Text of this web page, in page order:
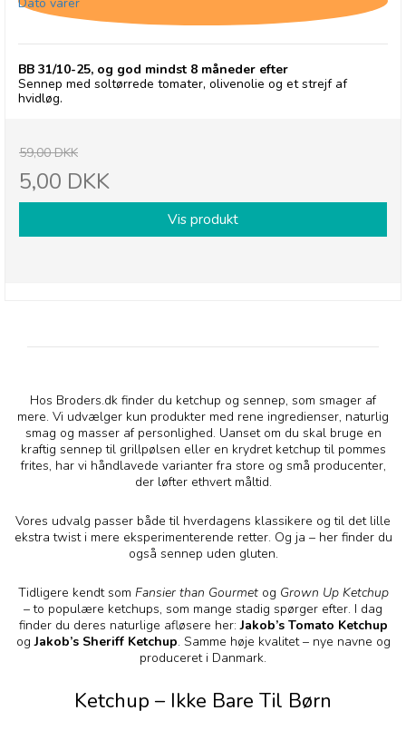
BB 31/10-25, og god mindst 8 måneder efter
Sennep med soltørrede tomater, olivenolie og et strejf af
hvidløg.
59,00 DKK
5,00 DKK
Vis produkt
Hos Broders.dk finder du ketchup og sennep, som smager af
mere. Vi udvælger kun produkter med rene ingredienser, naturlig
smag og masser af personlighed. Uanset om du skal bruge en
kraftig sennep til grillpølsen eller en krydret ketchup til pommes
frites, har vi håndlavede varianter fra store og små producenter,
der løfter ethvert måltid.
Vores udvalg passer både til hverdagens klassikere og til det lille
ekstra twist i mere eksperimenterende retter. Og ja – her finder du
også sennep uden gluten.
Tidligere kendt som Fansier than Gourmetog Grown Up Ketchup
– to populære ketchups, som mange stadig spørger efter. I dag
finder du deres naturlige afløsere her:Jakob’s Tomato Ketchup
ogJakob’s Sheriff Ketchup. Samme høje kvalitet – nye navne og
produceret i Danmark.
Ketchup – Ikke Bare Til Børn